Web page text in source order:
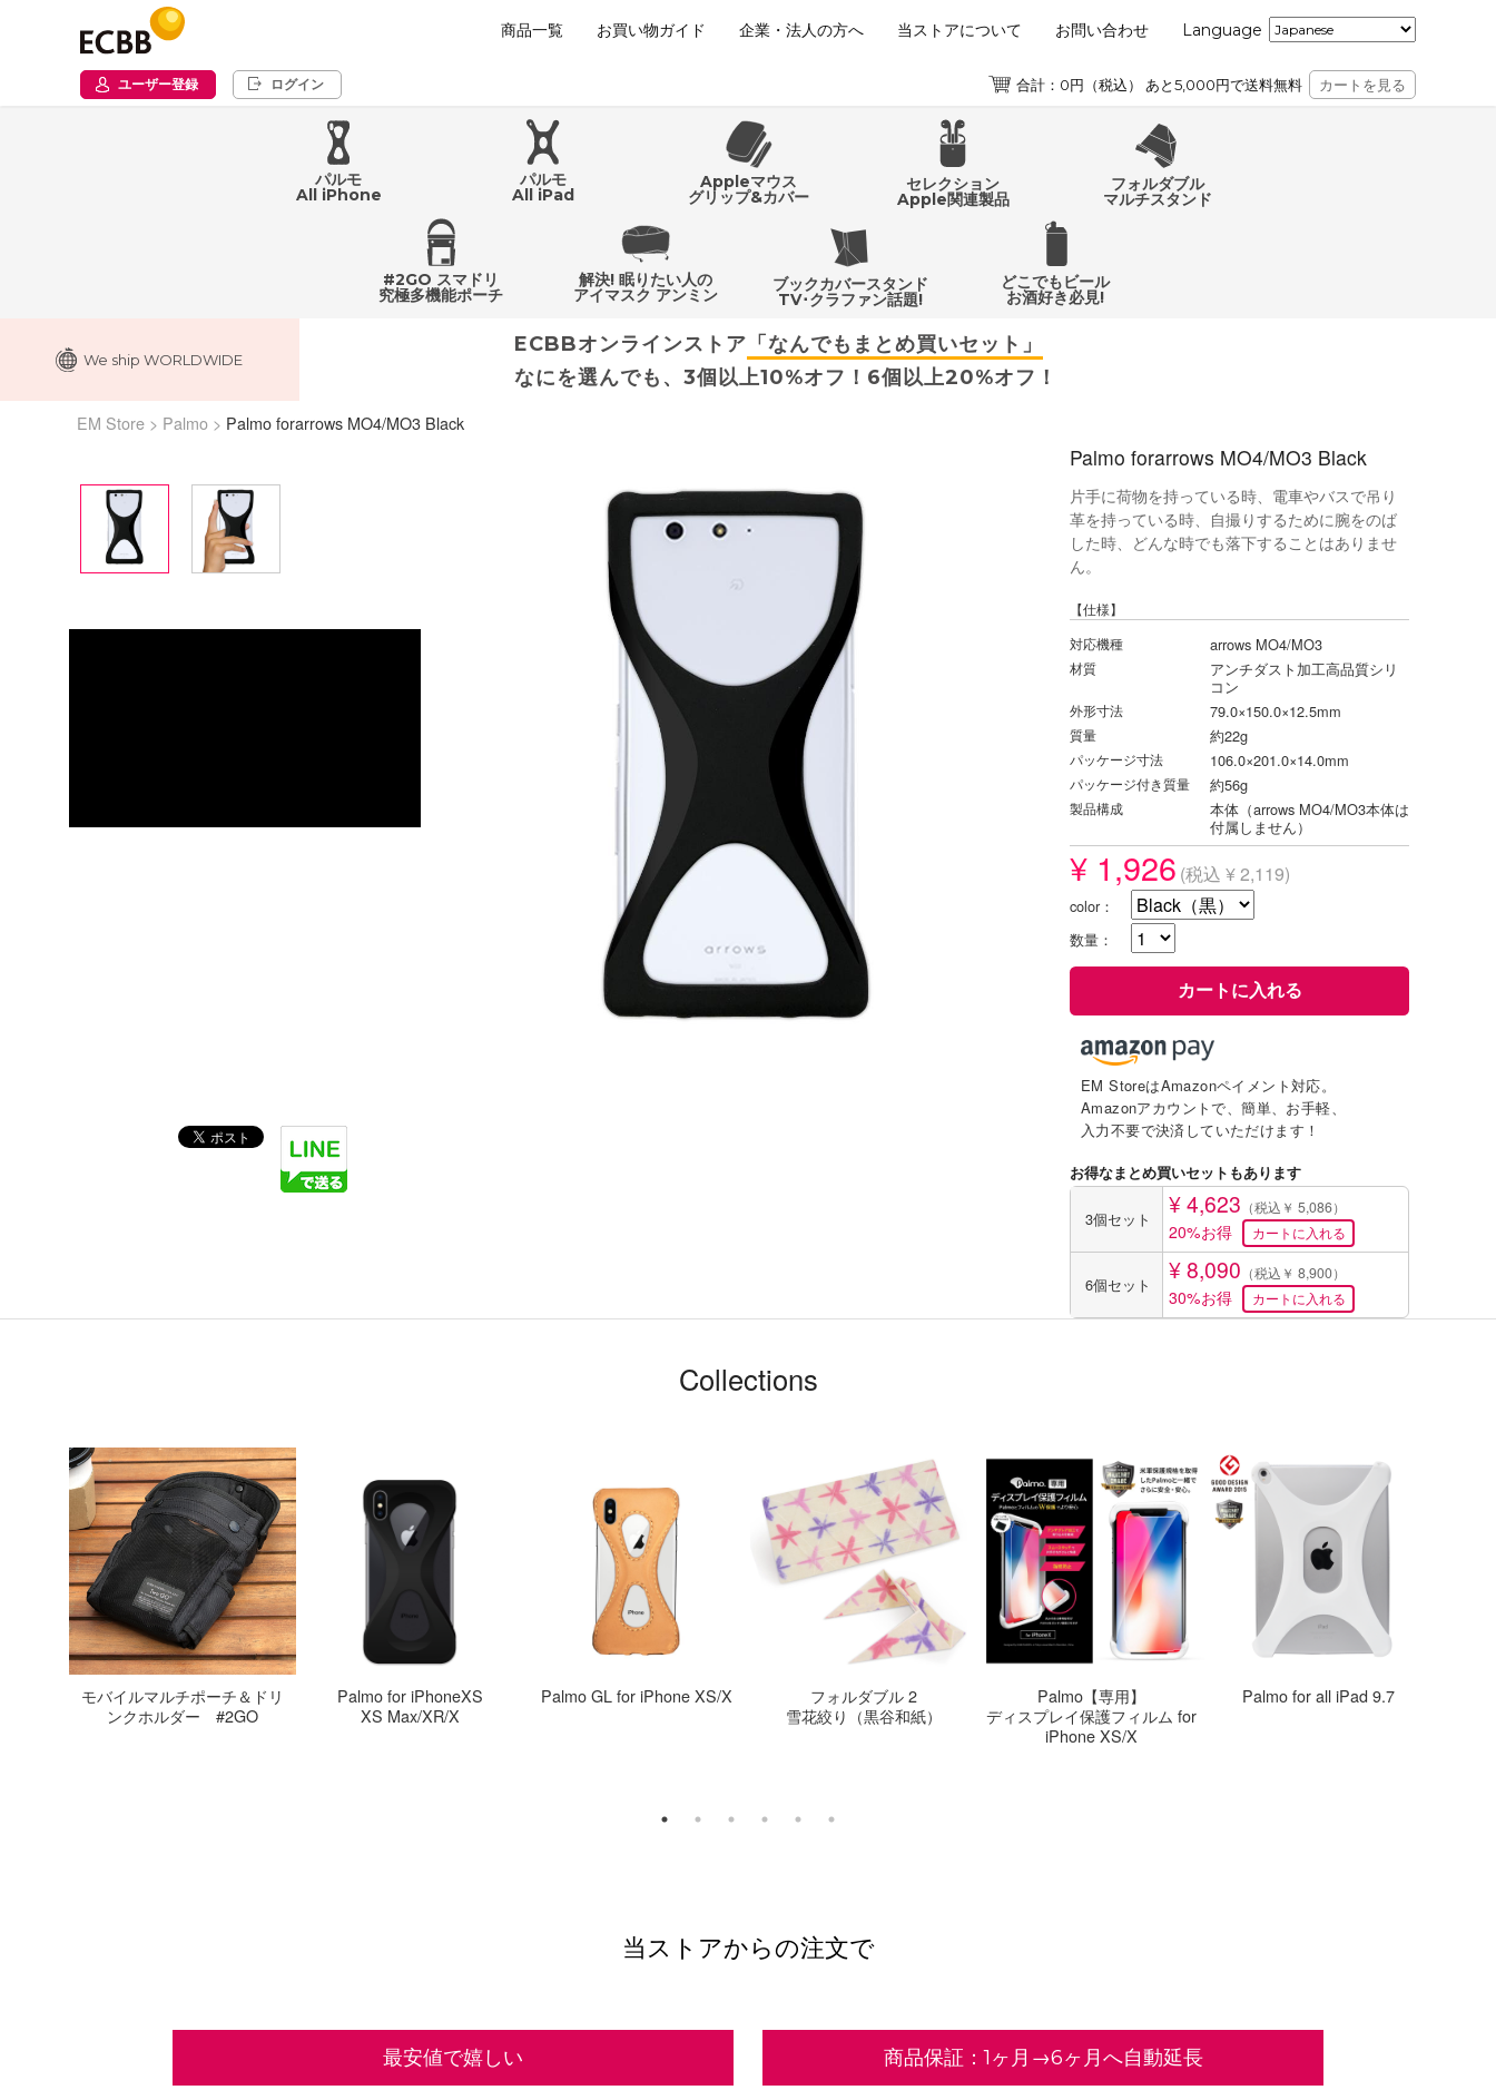
商品一覧 お買い物ガイド 企業・法人の方へ 当ストアについて お問い合わせ Language
ユーザー登録 ログイン 合計：0円（税込） あと5,000円で送料無料 カートを見る
パルモ
All iPhone
パルモ
All iPad
Appleマウス
グリップ&カバー
セレクション
Apple関連製品
フォルダブル
マルチスタンド
#2GO スマドリ
究極多機能ポーチ
解決! 眠りたい人の
アイマスク アンミン
ブックカバースタンド
TV･クラファン話題!
どこでもビール
お酒好き必見!
We ship WORLDWIDE
ECBBオンラインストア 「なんでもまとめ買いセット」
なにを選んでも、3個以上10%オフ！6個以上20%オフ！
EM Store > Palmo > Palmo forarrows MO4/MO3 Black
Palmo forarrows MO4/MO3 Black
片手に荷物を持っている時、電車やバスで吊り
革を持っている時、自撮りするために腕をのば
した時、どんな時でも落下することはありませ
ん。
【仕様】
対応機種
arrows MO4/MO3
材質
アンチダスト加工高品質シリ
コン
外形寸法 79.0×150.0×12.5mm
質量 約22g
パッケージ寸法 106.0×201.0×14.0mm
パッケージ付き質量 約56g
製品構成
本体（arrows MO4/MO3本体は
付属しません）
¥ 1,926 (税込 ¥ 2,119)
color：
数量：
EM StoreはAmazonペイメント対応。
Amazonアカウントで、簡単、お手軽、
入力不要で決済していただけます！
お得なまとめ買いセットもあります
3個セット
¥ 4,623 （税込￥ 5,086）
20%お得
6個セット
¥ 8,090 （税込￥ 8,900）
30%お得
Collections
モバイルマルチポーチ＆ドリ
ンクホルダー #2GO
Palmo for iPhoneXS
XS Max/XR/X
Palmo GL for iPhone XS/X
フォルダブル 2
雪花絞り（黒谷和紙）
Palmo【専用】
ディスプレイ保護フィルム for
iPhone XS/X
Palmo for all iPad 9.7
当ストアからの注文で
最安値で嬉しい 商品保証：1ヶ月→6ヶ月へ自動延長